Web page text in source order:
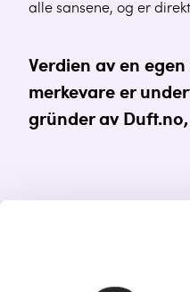
alle sansene, og er
Verdien av en egen
merkevare er
gründer av